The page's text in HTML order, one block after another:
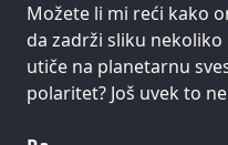
Možete li mi reći kako
da zadrži sliku
utiče na planetarnu
polaritet? Još uvek to